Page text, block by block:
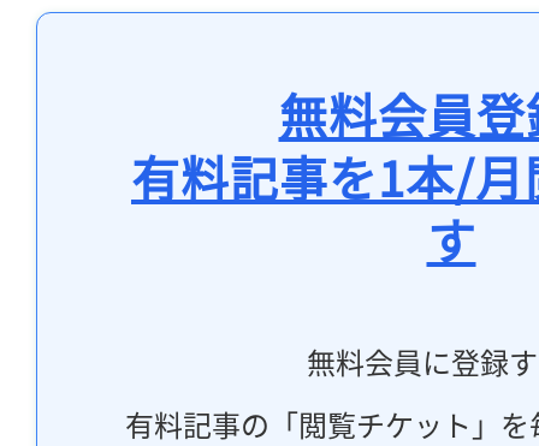
無料会員
有料記事を1本/
す
無料会員に登録
有料記事の「閲覧チケット」